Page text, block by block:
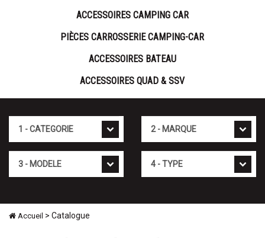
ACCESSOIRES CAMPING CAR
PIÈCES CARROSSERIE CAMPING-CAR
ACCESSOIRES BATEAU
ACCESSOIRES QUAD & SSV
Accueil > Catalogue